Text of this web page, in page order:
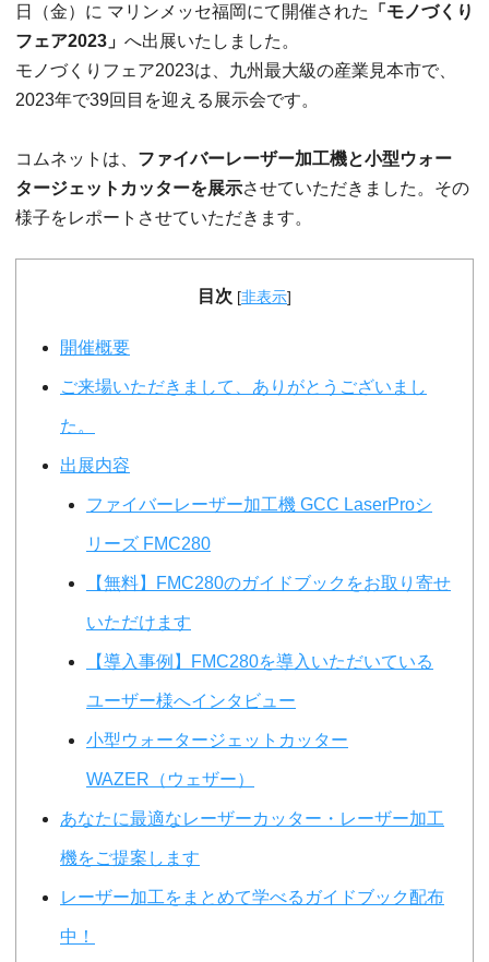
日（金）に マリンメッセ福岡にて開催された
「モノづくり
フェア2023」 へ出展いたしました。
モノづくりフェア2023は、九州最大級の産業見本市で、
2023年で39回目を迎える展示会です。
コムネットは、 ファイバーレーザー加工機と小型ウォー
タージェットカッターを展示させていただきました。その
様子をレポートさせていただきます。
目次 [非表示]
開催概要
ご来場いただきまして、ありがとうございまし
た。
出展内容
ファイバーレーザー加工機 GCC LaserProシ
リーズ FMC280
【無料】FMC280のガイドブックをお取り寄せ
いただけます
【導入事例】FMC280を導入いただいている
ユーザー様へインタビュー
小型ウォータージェットカッター
WAZER（ウェザー）
あなたに最適なレーザーカッター・レーザー加工
機をご提案します
レーザー加工をまとめて学べるガイドブック配布
中！